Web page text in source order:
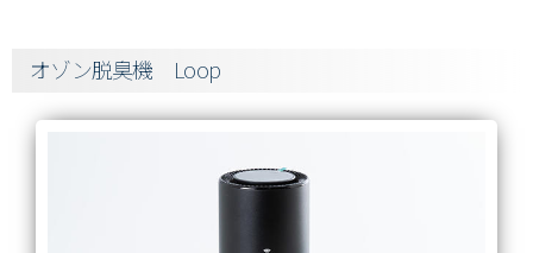
オゾン脱臭機 Loop